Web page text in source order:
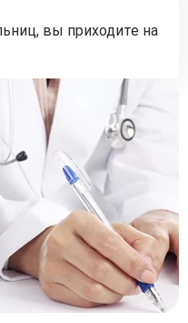
вы приходите на